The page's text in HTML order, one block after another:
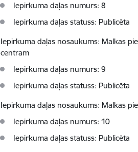
Iepirkuma daļas numurs: 8
Iepirkuma daļas statuss: Publicēta
Iepirkuma daļas nosaukums: Malkas
centram
Iepirkuma daļas numurs: 9
Iepirkuma daļas statuss: Publicēta
Iepirkuma daļas nosaukums: Malkas
Iepirkuma daļas numurs: 10
Iepirkuma daļas statuss: Publicēta